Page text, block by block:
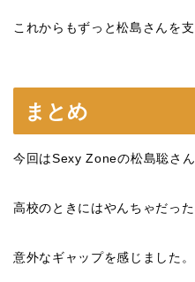
これからもずっと松島さんを
まとめ
今回はSexy Zoneの松島聡さ
高校のときにはやんちゃだった
意外なギャップを感じました。